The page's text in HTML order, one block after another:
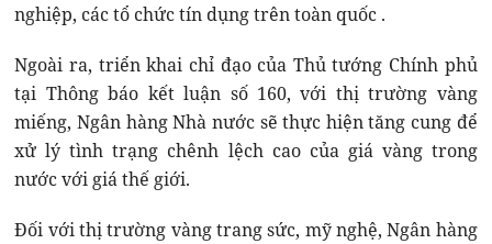
nghiệp, các tổ chức tín dụng trên toàn quốc .
Ngoài ra, triển khai chỉ đạo của Thủ tướng Chính phủ
tại Thông báo kết luận số 160, với thị trường vàng
miếng, Ngân hàng Nhà nước sẽ thực hiện tăng cung để
xử lý tình trạng chênh lệch cao của giá vàng trong
nước với giá thế giới.
Đối với thị trường vàng trang sức, mỹ nghệ, Ngân hàng